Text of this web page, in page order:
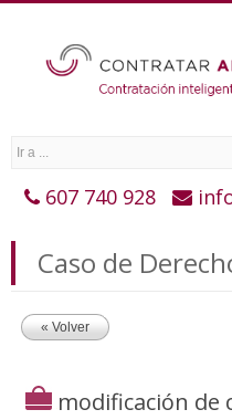
607 740 928
Caso de
« Volver
modificación de